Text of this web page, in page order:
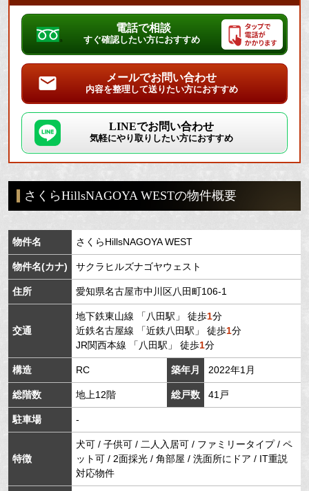
電話で相談
すぐ確認したい方におすすめ
メールでお問い合わせ
内容を整理して送りたい方におすすめ
LINEでお問い合わせ
気軽にやり取りしたい方におすすめ
さくらHillsNAGOYA WESTの物件概要
物件名 さくらHillsNAGOYA WEST
物件名(カナ) サクラヒルズナゴヤウェスト
住所 愛知県名古屋市中川区八田町106-1
交通
地下鉄東山線 「 八田駅 」 徒歩1分
近鉄名古屋線 「近鉄八田駅 」 徒歩1分
JR関西本線 「 八田駅 」 徒歩1分
構造 RC 築年月 2022年1月
総階数 地上12階 総戸数 41戸
駐車場 -
特徴
犬可 / 子供可 / 二人入居可 / ファミリータイプ / ペ
ット可 / 2面採光 / 角部屋 / 洗面所にドア / IT重説
対応物件